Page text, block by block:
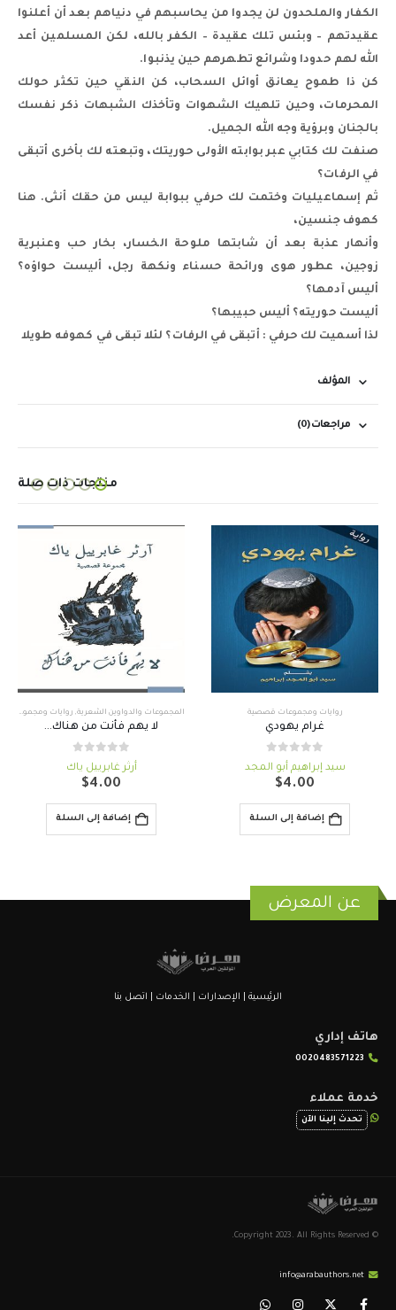
الكفار والملحدون لن يجدوا من يحاسبهم في دنياهم بعد أن أعلنوا
عقيدتهم – وبئس تلك عقيدة – الكفر بالله، لكن المسلمين أعد
الله لهم حدودا وشرائع تطهرهم حين يذنبوا.
كن ذا طموح يعانق أوائل السحاب، كن النقي حين تكثر حولك
المحرمات، وحين تلهيك الشهوات وتأخذك الشبهات ذكر نفسك
بالجنان وبرؤية وجه الله الجميل.
صنفت لك كتابي عبر بوابته الأولى حوريتك، وتبعته لك بأخرى أتبقى
في الرفات؟
ثم إسماعيليات وختمت لك حرفي ببوابة ليس من حقك أنثى. هنا
كهوف جنسين،
وأنهار عذبة بعد أن شابتها ملوحة الخسار، بخار حب وعنبرية
زوجين، عطور هوى ورائحة حسناء ونكهة رجل، أليست حواؤه؟
أليس آدمها؟
أليست حوريته؟ أليس حبيبها؟
لذا أسميت لك حرفي : أتبقى في الرفات؟ لئلا تبقى في كهوفه طويلا
المؤلف
مراجعات (0)
منتجات ذات صلة
روايات ومجموعات قصصية
غرام يهودي
0
سيد إبراهيم أبو المجد
$4.00
إضافة إلى السلة
المجموعات والدواوين الشعرية, روايات ومجموعات قصصية
لا يهم فأنت من هناك…
0
أرثر غابرييل ياك
$4.00
إضافة إلى السلة
عن المعرض
الرئيسية الإصدارات الخدمات اتصل بنا
هاتف إداري
0020483571223
خدمة عملاء
تحدث إلينا الآن
© Copyright 2023. All Rights Reserved.
info@arabauthors.net